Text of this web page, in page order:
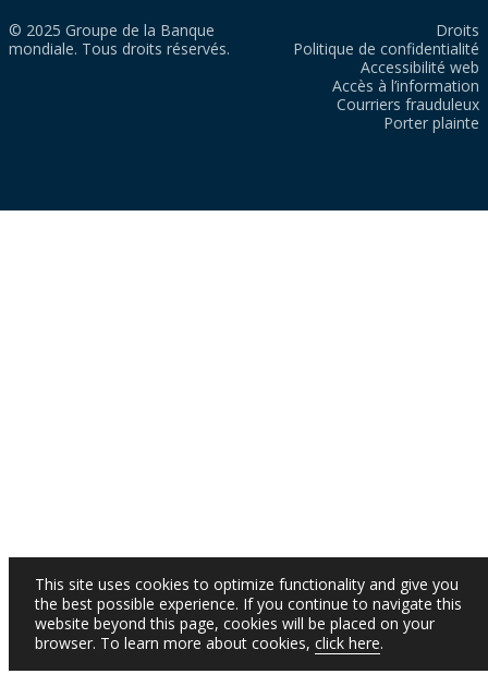
© 2025 Groupe de la Banque
mondiale. Tous droits réservés.
Droits
Politique de confidentialité
Accessibilité web
Accès à l’information
Courriers frauduleux
Porter plainte
This site uses cookies to optimize functionality and give you
the best possible experience. If you continue to navigate this
website beyond this page, cookies will be placed on your
browser. To learn more about cookies, click here.